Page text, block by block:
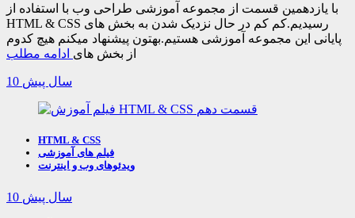
با یازدهمین قسمت از مجموعه آموزشی طراحی وب با استفاده از
HTML & CSS رسیدیم.کم کم در حال نزدیک شدن به بخش های
پایانی این مجموعه آموزشی هستیم.بهتون پیشنهاد میکنم هیچ کدوم
از بخش های ادامه مطلب
10 سال پیش
HTML & CSS
فیلم های آموزشی
ویدئوهای وب و اینترنت
10 سال پیش